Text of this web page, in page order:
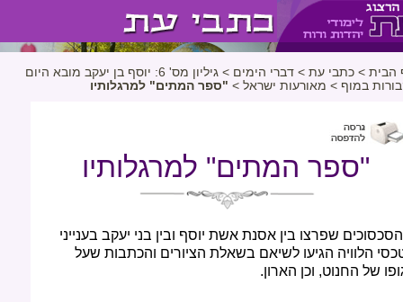
הבית > כתבי עת > דברי הימים >
גיליון מס' 6: יוסף בן יעקב מובא היום
במוף > מאורעות ישראל > "ספר המתים" למרגלותיו
"ספר המתים" למרגלותיו
הסכסוכים שפרצו בין אסנת אשת יוסף ובין בני יעקב בענייני
הלוויה הגיעו לשיאם בשאלת הציורים והכתבות שעל
של החנוט, וכן הארון.